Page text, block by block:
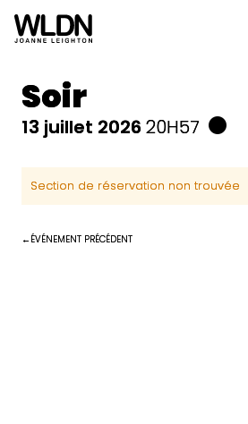
Soir
13 juillet 2026 20H57
Section de réservation non trouvée
ÉVÉNEMENT PRÉCÉDENT